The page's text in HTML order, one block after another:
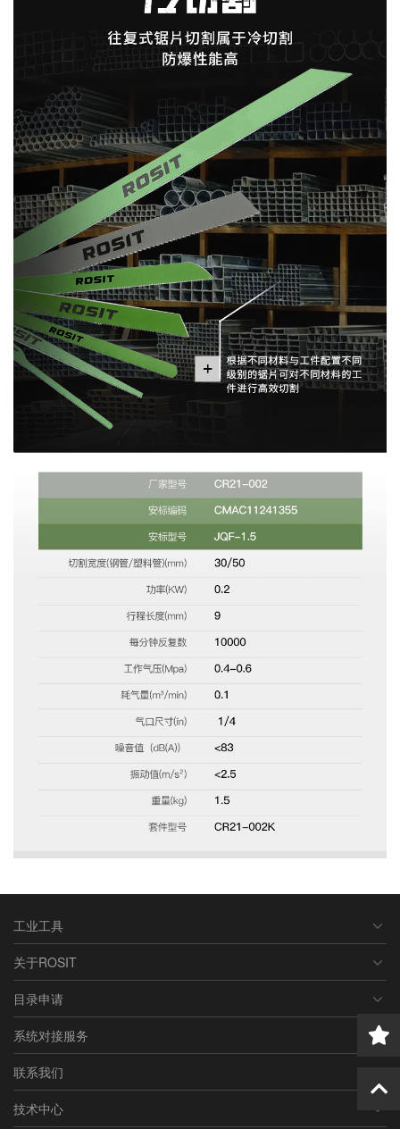
工业工具
关于ROSIT
目录申请
系统对接服务
联系我们
技术中心